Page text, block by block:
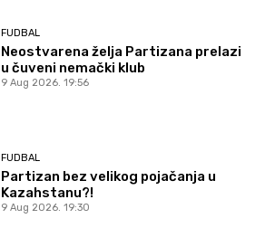
FUDBAL
Neostvarena želja Partizana prelazi
u čuveni nemački klub
9 Aug 2026. 19:56
FUDBAL
Partizan bez velikog pojačanja u
Kazahstanu?!
9 Aug 2026. 19:30